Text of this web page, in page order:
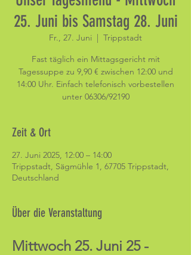
25. Juni bis Samstag 28. Juni
Fr., 27. Juni
  |
Trippstadt
Fast täglich ein Mittagsgericht mit
Tagessuppe zu 9,90 € zwischen 12:00 und
14:00 Uhr. Einfach telefonisch vorbestellen
unter 06306/92190
Zeit & Ort
27. Juni 2025, 12:00 – 14:00
Trippstadt, Sägmühle 1, 67705 Trippstadt,
Deutschland
Über die Veranstaltung
Mittwoch 25. Juni 25 -